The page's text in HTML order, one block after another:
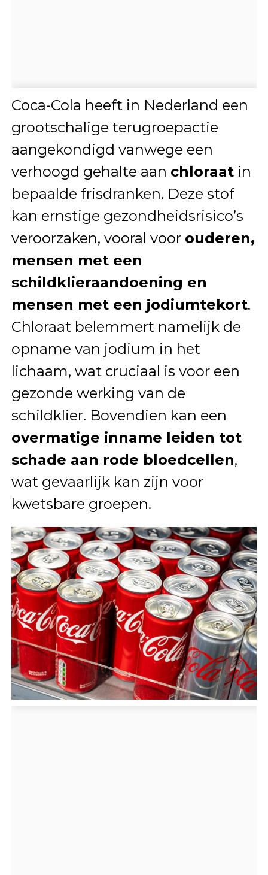
Coca-Cola heeft in Nederland een
grootschalige terugroepactie
aangekondigd vanwege een
verhoogd gehalte aan chloraatin
bepaalde frisdranken. Deze stof
kan ernstige gezondheidsrisico’s
veroorzaken, vooral voor ouderen,
mensen met een
schildklieraandoening en
mensen met een jodiumtekort.
Chloraat belemmert namelijk de
opname van jodium in het
lichaam, wat cruciaal is voor een
gezonde werking van de
schildklier. Bovendien kan een
overmatige inname leiden tot
schade aan rode bloedcellen,
wat gevaarlijk kan zijn voor
kwetsbare groepen.